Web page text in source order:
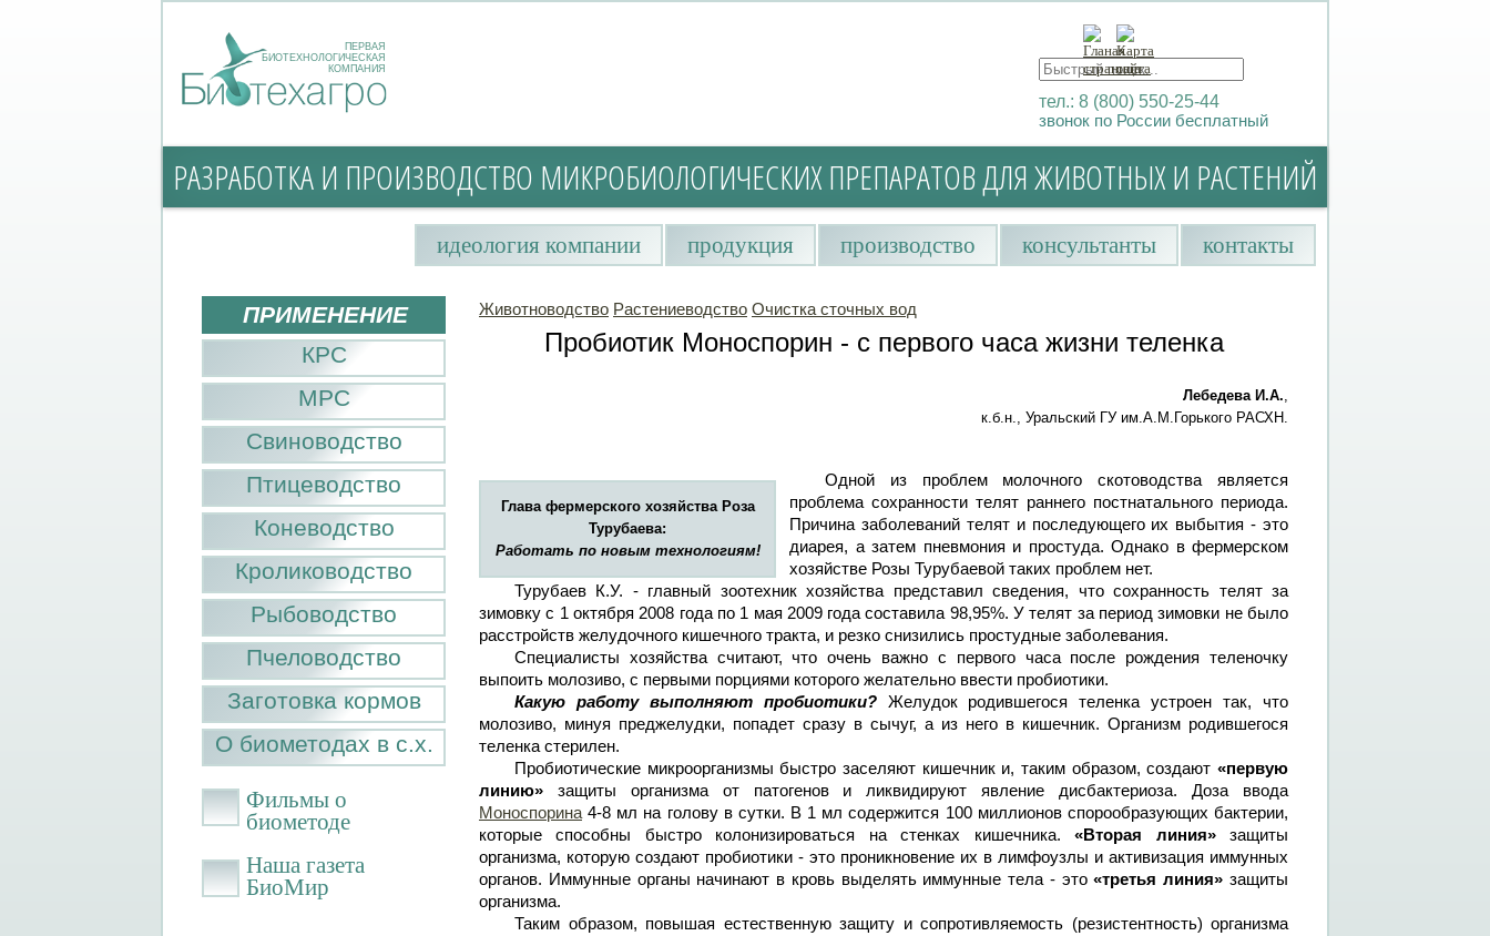
ПЕРВАЯ
БИОТЕХНОЛОГИЧЕСКАЯ
КОМПАНИЯ
тел.: 8 (800) 550-25-44
звонок по России бесплатный
РАЗРАБОТКА И ПРОИЗВОДСТВО МИКРОБИОЛОГИЧЕСКИХ ПРЕПАРАТОВ ДЛЯ ЖИВОТНЫХ И РАСТЕНИЙ
идеология компании продукция производство консультанты контакты
ПРИМЕНЕНИЕ
КРС
МРС
Свиноводство
Птицеводство
Коневодство
Кролиководство
Рыбоводство
Пчеловодство
Заготовка кормов
О биометодах в с.х.
Фильмы о
биометоде
Наша газета
БиоМир
Животноводство Растениеводство Очистка сточных вод
Пробиотик Моноспорин - с первого часа жизни теленка
Лебедева И.А.,
к.б.н., Уральский ГУ им.А.М.Горького РАСХН.
Глава фермерского хозяйства Роза
Турубаева:
Работать по новым технологиям!
Одной из проблем молочного скотоводства является
проблема сохранности телят раннего постнатального периода.
Причина заболеваний телят и последующего их выбытия - это
диарея, а затем пневмония и простуда. Однако в фермерском
хозяйстве Розы Турубаевой таких проблем нет.
Турубаев К.У. - главный зоотехник хозяйства представил сведения, что сохранность телят за
зимовку с 1 октября 2008 года по 1 мая 2009 года составила 98,95%. У телят за период зимовки не было
расстройств желудочного кишечного тракта, и резко снизились простудные заболевания.
Специалисты хозяйства считают, что очень важно с первого часа после рождения теленочку
выпоить молозиво, с первыми порциями которого желательно ввести пробиотики.
Какую работу выполняют пробиотики?Желудок родившегося теленка устроен так, что
молозиво, минуя преджелудки, попадет сразу в сычуг, а из него в кишечник. Организм родившегося
теленка стерилен.
Пробиотические микроорганизмы быстро заселяют кишечник и, таким образом, создают «первую
линию» защиты организма от патогенов и ликвидируют явление дисбактериоза. Доза ввода
Моноспорина 4-8 мл на голову в сутки. В 1 мл содержится 100 миллионов спорообразующих бактерии,
которые способны быстро колонизироваться на стенках кишечника.«Вторая линия»защиты
организма, которую создают пробиотики - это проникновение их в лимфоузлы и активизация иммунных
органов. Иммунные органы начинают в кровь выделять иммунные тела - это«третья линия» защиты
организма.
Таким образом, повышая естественную защиту и сопротивляемость (резистентность) организма